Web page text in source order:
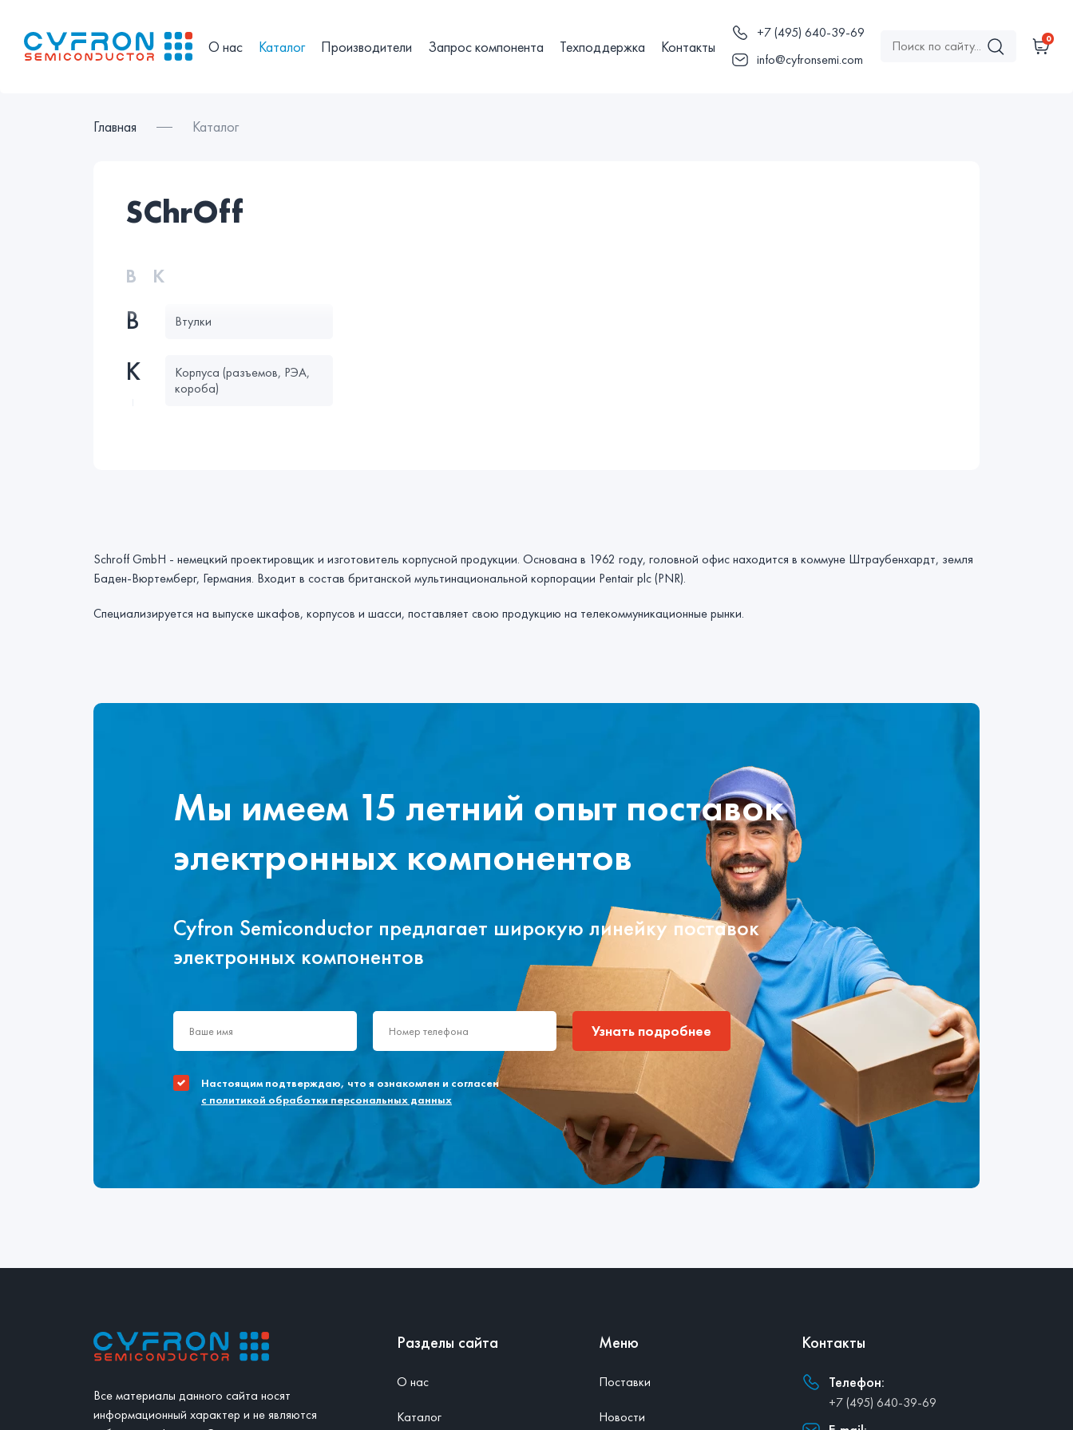
О нас Каталог Производители Запрос компонента Техподдержка Контакты
+7 (495) 640-39-69
info@cyfronsemi.com
0
Главная Каталог
sСhrОff
В К
В Втулки
К
Корпуса (разъемов, РЭА,
короба)
Schroff GmbH - немецкий проектировщик и изготовитель корпусной продукции. Основана в 1962 году, головной офис находится в коммуне Штраубенхардт, земля
Баден-Вюртемберг, Германия. Входит в состав британской мультинациональной корпорации Pentair plc (PNR).
Специализируется на выпуске шкафов, корпусов и шасси, поставляет свою продукцию на телекоммуникационные рынки.
Мы имеем 15 летний опыт поставок
электронных компонентов
Cyfron Semiconductor предлагает широкую линейку поставок
электронных компонентов
Узнать подробнее
Настоящим подтверждаю, что я ознакомлен и согласен
с политикой обработки персональных данных
Все материалы данного сайта носят
информационный характер и не являются
Разделы сайта
О нас
Каталог
Меню
Поставки
Новости
Контакты
Телефон:
+7 (495) 640-39-69